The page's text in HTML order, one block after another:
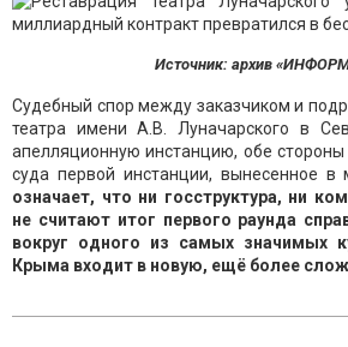
Источник: архив
Судебный спор между заказчиком и
театра имени А.В. Луначарского в
апелляционную инстанцию, обе
суда первой инстанции, вынесенное в
означает, что ни госструктура, ни
не считают итог первого раунда
вокруг одного из самых значимых
Крыма входит в новую, ещё более